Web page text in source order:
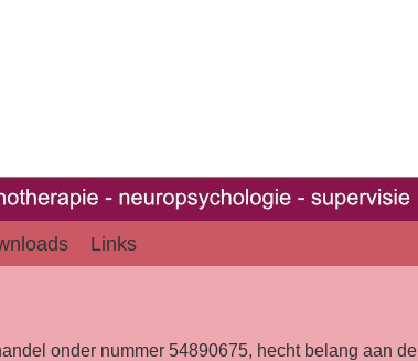
Links
onder nummer 54890675, hecht belang aan de